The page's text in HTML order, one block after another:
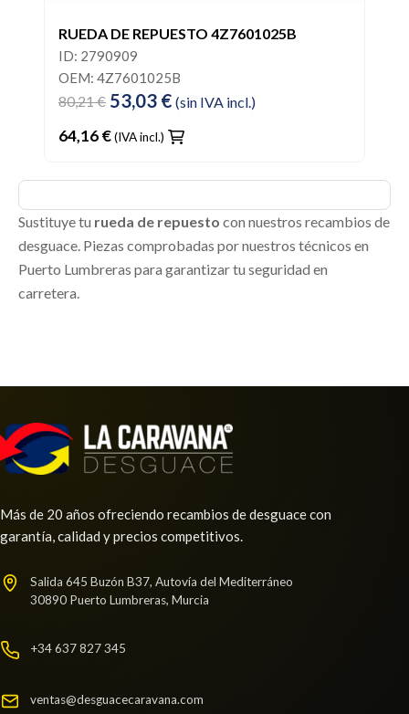
RUEDA DE REPUESTO 4Z7601025B
ID: 2790909
OEM: 4Z7601025B
80,21 € 53,03 € (sin IVA incl.)
64,16 €(IVA incl.)
Sustituye tu rueda de repuesto con nuestros recambios de
desguace. Piezas comprobadas por nuestros técnicos en
Puerto Lumbreras para garantizar tu seguridad en
carretera.
Más de 20 años ofreciendo recambios de desguace con
garantía, calidad y precios competitivos.
Salida 645 Buzón B37, Autovía del Mediterráneo
30890 Puerto Lumbreras, Murcia
+34 637 827 345
ventas@desguacecaravana.com